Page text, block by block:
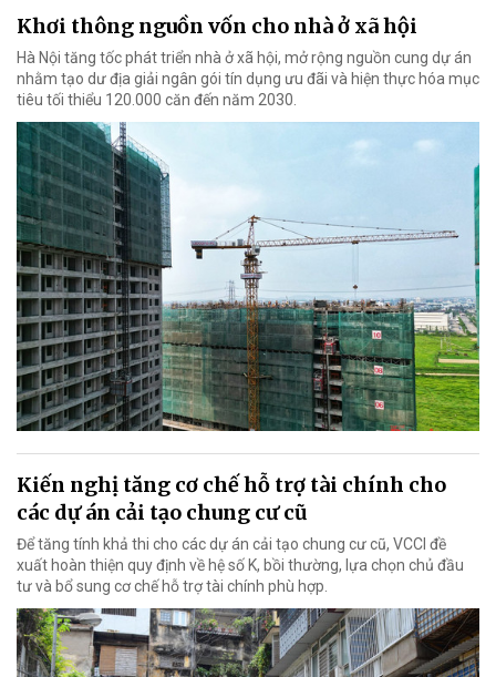
Khơi thông nguồn vốn cho nhà ở xã hội
Hà Nội tăng tốc phát triển nhà ở xã hội, mở rộng nguồn cung dự án
nhằm tạo dư địa giải ngân gói tín dụng ưu đãi và hiện thực hóa mục
tiêu tối thiểu 120.000 căn đến năm 2030.
Kiến nghị tăng cơ chế hỗ trợ tài chính cho
các dự án cải tạo chung cư cũ
Để tăng tính khả thi cho các dự án cải tạo chung cư cũ, VCCI đề
xuất hoàn thiện quy định về hệ số K, bồi thường, lựa chọn chủ đầu
tư và bổ sung cơ chế hỗ trợ tài chính phù hợp.